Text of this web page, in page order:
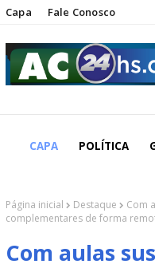
Capa Fale Conosco
CAPA POLÍTICA
Página inicial Destaque
Com
complementares de forma
Com aulas